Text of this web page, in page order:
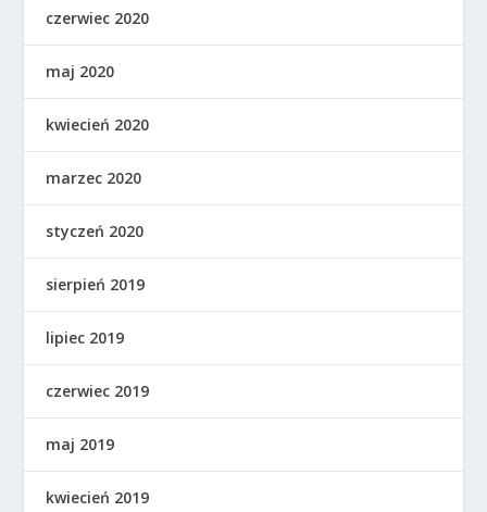
czerwiec 2020
maj 2020
kwiecień 2020
marzec 2020
styczeń 2020
sierpień 2019
lipiec 2019
czerwiec 2019
maj 2019
kwiecień 2019